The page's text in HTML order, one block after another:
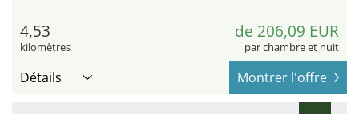
4,53
kilomètres
de 206,09 EUR
par chambre et nuit
Détails Montrer l'offre